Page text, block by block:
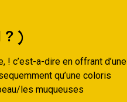
? )
c’est-a-dire en offrant d’une
qu’une coloris
les muqueuses